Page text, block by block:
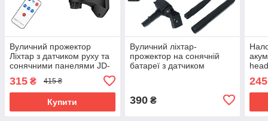
Вуличний прожектор
Ліхтар з датчиком руху та
сонячними панелями JD-
стеження з пультом
315 ₴ 415 ₴
Купити
Вуличний ліхтар-
прожектор на сонячній
батареї з датчиком
390₴
245